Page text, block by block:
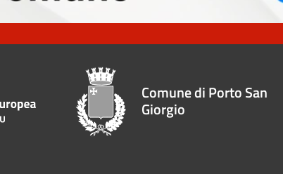
Comune di Porto San
Giorgio